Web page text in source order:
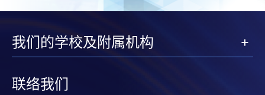
我们的学校及附属机构
联络我们